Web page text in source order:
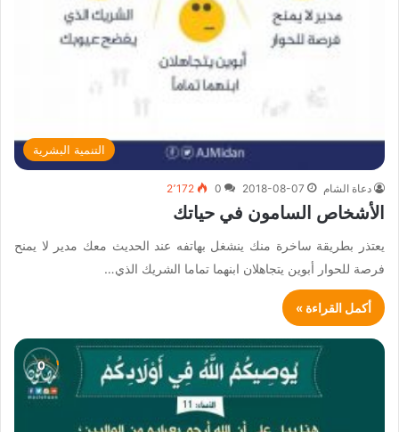
التنمية البشرية
دعاة الشام 2018-08-07
0 2٬172
الأشخاص السامون في حياتك
يعتذر بطريقة ساخرة منك ينشغل بهاتفه عند الحديث معك مدير لا يمنح
فرصة للحوار أبوين يتجاهلان ابنهما تماما الشريك الذي…
أكمل القراءة »